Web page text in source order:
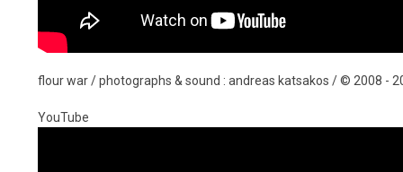
flour war / photographs & sound : andreas katsakos / © 2008 -
YouTube